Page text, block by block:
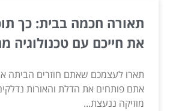
תאורה חכמה בבית: כך
את חייכם עם טכנולוגיה
תארו לעצמכם שאתם חוזרים הביתה
אתם פותחים את הדלת והאורות
מוזיקה ננעצת...